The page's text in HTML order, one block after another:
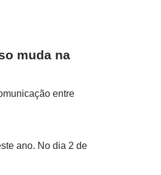
muda na
entre
ano. No dia 2 de